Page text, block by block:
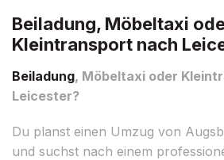
Beiladung, Möbeltaxi
Kleintransport nach
Beiladung, Möbeltaxi oder
Leicester?
Du planst einen Umzug von
und suchst nach einem